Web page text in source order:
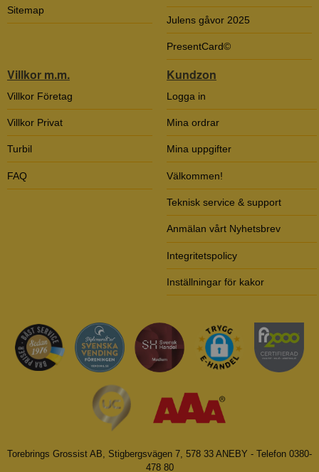
Sitemap
Julens gåvor 2025
PresentCard©
Villkor m.m.
Villkor Företag
Villkor Privat
Turbil
FAQ
Kundzon
Logga in
Mina ordrar
Mina uppgifter
Välkommen!
Teknisk service & support
Anmälan vårt Nyhetsbrev
Integritetspolicy
Inställningar för kakor
Torebrings Grossist AB, Stigbergsvägen 7, 578 33 ANEBY - Telefon 0380-
478 80